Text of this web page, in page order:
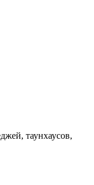
таунхаусов,